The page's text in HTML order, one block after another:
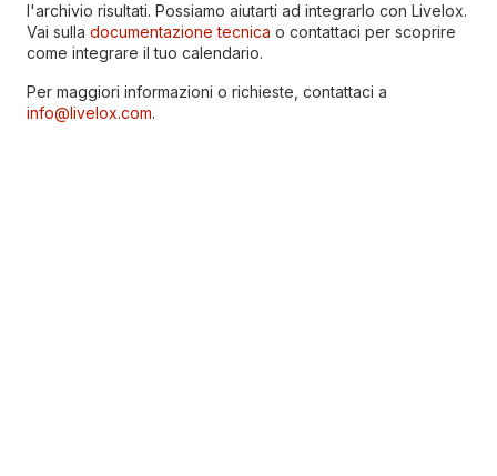
l'archivio risultati. Possiamo aiutarti ad integrarlo con Livelox.
Vai sulla documentazione tecnica o contattaci per scoprire
come integrare il tuo calendario.
Per maggiori informazioni o richieste, contattaci a
info@livelox.com.